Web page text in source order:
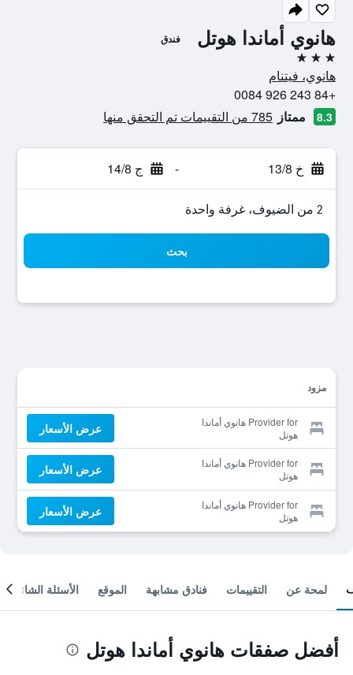
هانوي أماندا هوتل فندق
3 نجوم
هانوي، فيتنام
+84 243 926 0084
8.3 ممتاز 785 من التقييمات تم التحقق منها
خ 13/8 - ج 14/8
2 من الضيوف، غرفة واحدة
بحث
مزود
Provider for هانوي أماندا
هوتل
عرض الأسعار
Provider for هانوي أماندا
هوتل
عرض الأسعار
Provider for هانوي أماندا
هوتل
عرض الأسعار
لمحة عن التقييمات فنادق مشابهة الموقع الأسئلة الشائعة
أفضل صفقات هانوي أماندا هوتل